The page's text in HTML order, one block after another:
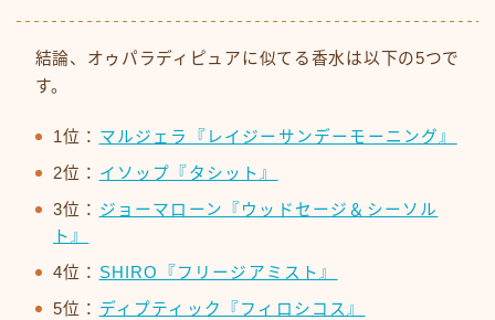
結論、オゥパラディピュアに似てる香水は以下の5つで
す。
1位： マルジェラ『レイジーサンデーモーニング』
2位： イソップ『タシット』
3位： ジョーマローン『ウッドセージ＆シーソル
ト』
4位： SHIRO『フリージアミスト』
5位： ディプティック『フィロシコス』